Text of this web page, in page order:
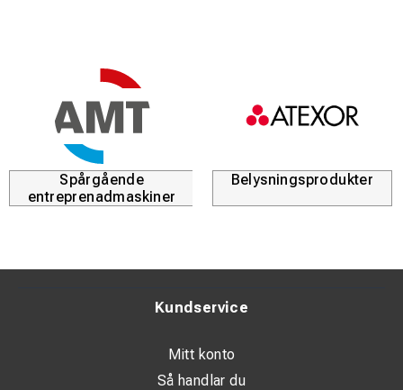
Användning: Manuell lutning och positionering av räls
Spårgående
entreprenadmaskiner
Belysningsprodukter
Kundservice
Mitt konto
Så handlar du